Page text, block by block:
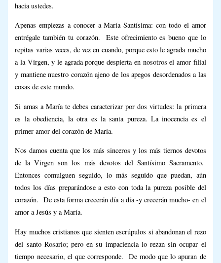
hacia ustedes.
Apenas empiezas a conocer a María Santísima: con todo el amor
entrégale también tu corazón. Este ofrecimiento es bueno que lo
repitas varias veces, de vez en cuando, porque esto le agrada mucho
a la Virgen, y le agrada porque despierta en nosotros el amor filial
y mantiene nuestro corazón ajeno de los apegos desordenados a las
cosas de este mundo.
Si amas a María te debes caracterizar por dos virtudes: la primera
es la obediencia, la otra es la santa pureza. La inocencia es el
primer amor del corazón de María.
Nos damos cuenta que los más sinceros y los más tiernos devotos
de la Virgen son los más devotos del Santísimo Sacramento.
Entonces comulguen seguido, lo más seguido que puedan, aún
todos los días preparándose a esto con toda la pureza posible del
corazón. De esta forma crecerán día a día -y crecerán mucho- en el
amor a Jesús y a María.
Hay muchos cristianos que sienten escrúpulos si abandonan el rezo
del santo Rosario; pero en su impaciencia lo rezan sin ocupar el
tiempo necesario, el que corresponde. De modo que lo apuran de